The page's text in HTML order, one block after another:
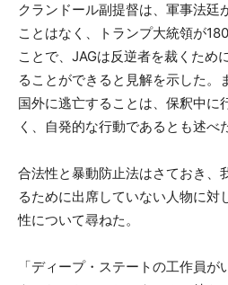
クランドール副提督は、軍事法廷
ことはなく、トランプ大統領が
ことで、JAGは反逆者を裁くため
ることができると見解を示した。
国外に逃亡することは、保釈中に
く、自発的な行動であるとも述べ
合法性と暴動防止法はさておき、
るために出席していない人物に対
性について尋ねた。
「ディープ・ステートの工作員